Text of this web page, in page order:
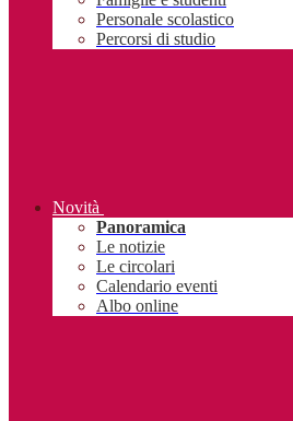
Personale scolastico
Percorsi di studio
Novità
Panoramica
Le notizie
Le circolari
Calendario eventi
Albo online